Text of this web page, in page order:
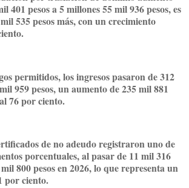
401 pesos a 5 millones 55 mil 936 pesos, es
535 pesos más, con un crecimiento
permitidos, los ingresos pasaron de 312
959 pesos, un aumento de 235 mil 881
76 por ciento.
de no adeudo registraron uno de
porcentuales, al pasar de 11 mil 316
800 pesos en 2026, lo que representa un
por ciento.